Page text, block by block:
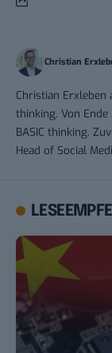
Christian
Christian Erxleben
thinking. Von
BASIC thinking.
Head of Social